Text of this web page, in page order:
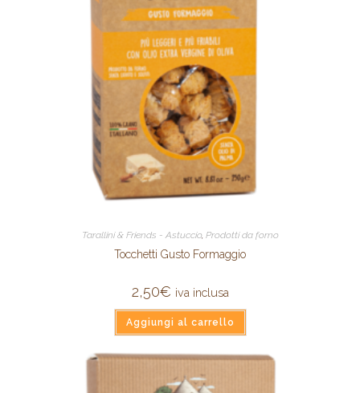
Tarallini & Friends - Astuccio, Prodotti da forno
Tocchetti Gusto Formaggio
2,50€ iva inclusa
Aggiungi al carrello